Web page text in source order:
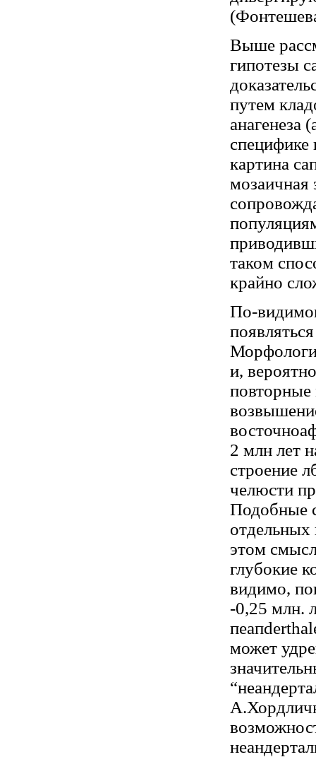
Выше
гипотезы
путем
специфике
картина
мозаичная
таком
крайно
По-
и,
2 млн лет
строение
челюсти
Подобные
отдельных
этом
глубокие
видимо,
-0,25 млн.
может